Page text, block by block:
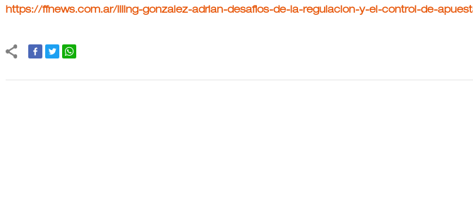
https://ffnews.com.ar/illing-gonzalez-adrian-desafios-de-la-regulacion-y-el-control-de-